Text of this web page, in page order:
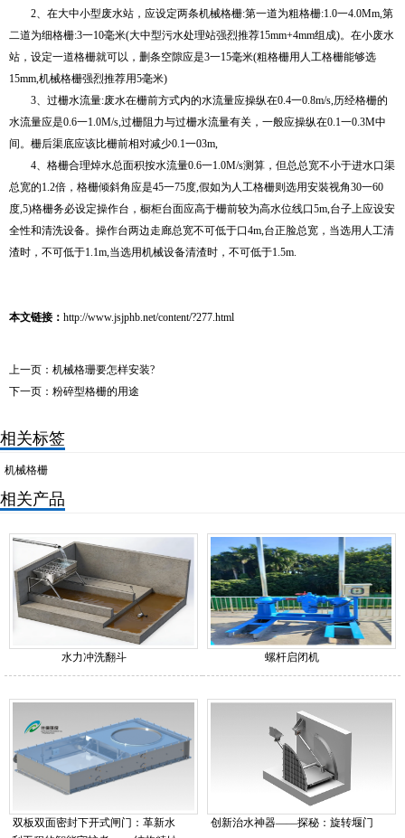
2、在大中小型废水站，应设定两条机械格栅:第一道为粗格栅:1.0一4.0Mm,第
二道为细格栅:3一10毫米(大中型污水处理站强烈推荐15mm+4mm组成)。在小废水
站，设定一道格栅就可以，删条空隙应是3一15毫米(粗格栅用人工格栅能够选
15mm,机械格栅强烈推荐用5毫米)
3、过栅水流量:废水在栅前方式内的水流量应操纵在0.4一0.8m/s,历经格栅的
水流量应是0.6一1.0M/s,过栅阻力与过栅水流量有关，一般应操纵在0.1一0.3M中
间。栅后渠底应该比栅前相对减少0.1一03m,
4、格栅合理焯水总面积按水流量0.6一1.0M/s测算，但总总宽不小于进水口渠
总宽的1.2倍，格栅倾斜角应是45一75度,假如为人工格栅则选用安裝视角30一60
度,5)格栅务必设定操作台，橱柜台面应高于栅前较为高水位线口5m,台子上应设安
全性和清洗设备。操作台两边走廊总宽不可低于口4m,台正脸总宽，当选用人工清
渣时，不可低于1.1m,当选用机械设备清渣时，不可低于1.5m.
本文链接： http://www.jsjphb.net/content/?277.html
上一页： 机械格珊要怎样安装?
下一页： 粉碎型格栅的用途
相关标签
机械格栅
相关产品
水力冲洗翻斗 螺杆启闭机
双板双面密封下开式闸门：革新水
创新治水神器——探秘：旋转堰门